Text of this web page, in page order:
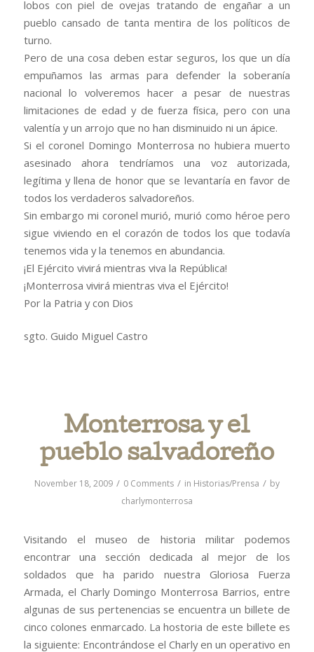
lobos con piel de ovejas tratando de engañar a un
pueblo cansado de tanta mentira de los políticos de
turno.
Pero de una cosa deben estar seguros, los que un día
empuñamos las armas para defender la soberanía
nacional lo volveremos hacer a pesar de nuestras
limitaciones de edad y de fuerza física, pero con una
valentía y un arrojo que no han disminuido ni un ápice.
Si el coronel Domingo Monterrosa no hubiera muerto
asesinado ahora tendríamos una voz autorizada,
legítima y llena de honor que se levantaría en favor de
todos los verdaderos salvadoreños.
Sin embargo mi coronel murió, murió como héroe pero
sigue viviendo en el corazón de todos los que todavía
tenemos vida y la tenemos en abundancia.
¡El Ejército vivirá mientras viva la República!
¡Monterrosa vivirá mientras viva el Ejército!
Por la Patria y con Dios
sgto. Guido Miguel Castro
Monterrosa y el
pueblo salvadoreño
November 18, 2009 / 0 Comments / in Historias/Prensa / by
charlymonterrosa
Visitando el museo de historia militar podemos
encontrar una sección dedicada al mejor de los
soldados que ha parido nuestra Gloriosa Fuerza
Armada, el Charly Domingo Monterrosa Barrios, entre
algunas de sus pertenencias se encuentra un billete de
cinco colones enmarcado. La hostoria de este billete es
la siguiente: Encontrándose el Charly en un operativo en